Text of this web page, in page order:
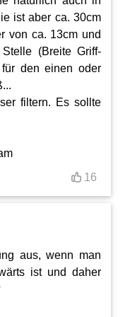
ist aber ca. 30cm
von ca. 13cm und
(Breite Griff-
den einen oder
filtern. Es sollte
16
aus, wenn man
ist und daher